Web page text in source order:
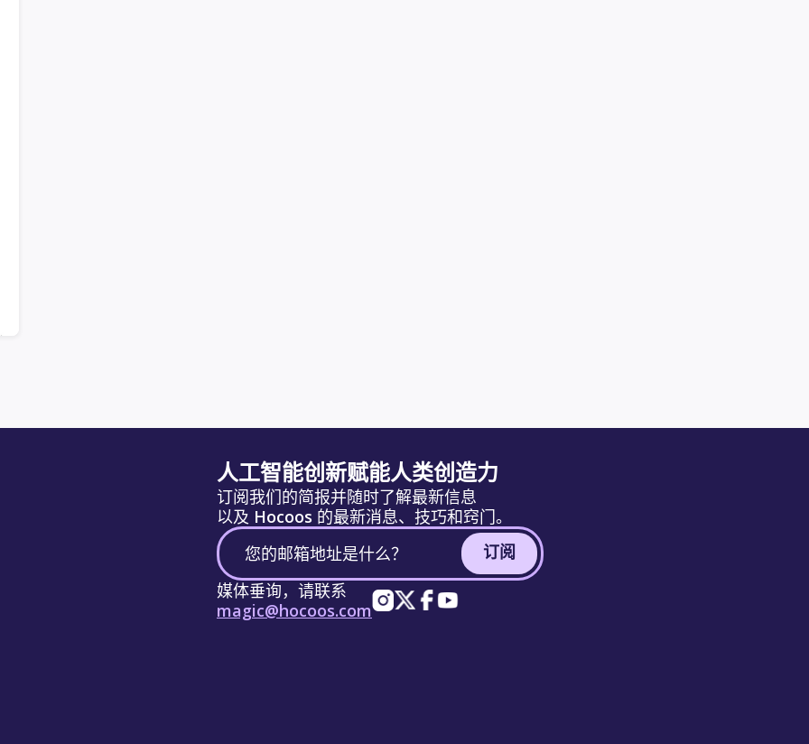
人工智能创新赋能人类创造力
订阅我们的简报并随时了解最新信息
以及 Hocoos 的最新消息、技巧和窍门。
订阅
媒体垂询，请联系
magic@hocoos.com